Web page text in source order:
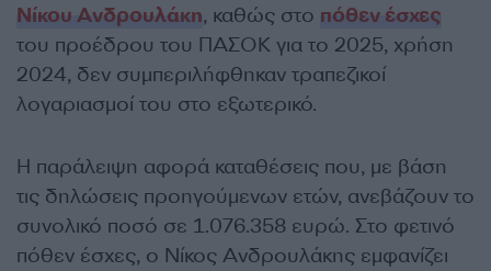
Νίκου Ανδρουλάκη, καθώς στο πόθεν έσχες
του προέδρου του ΠΑΣΟΚ για το 2025, χρήση
2024, δεν συμπεριλήφθηκαν τραπεζικοί
λογαριασμοί του στο εξωτερικό.
Η παράλειψη αφορά καταθέσεις που, με βάση
τις δηλώσεις προηγούμενων ετών, ανεβάζουν το
συνολικό ποσό σε 1.076.358 ευρώ. Στο φετινό
πόθεν έσχες, ο Νίκος Ανδρουλάκης εμφανίζει